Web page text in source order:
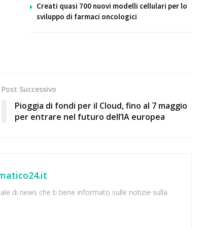
Creati quasi 700 nuovi modelli cellulari per lo
sviluppo di farmaci oncologici
Post Successivo
Pioggia di fondi per il Cloud, fino al 7 maggio
per entrare nel futuro dell’IA europea
di news che ti tiene informato sulle notizie sulla